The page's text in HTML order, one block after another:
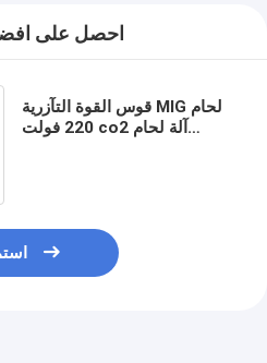
احصل على
قوس القوة التآزرية MIG لحام
220 فولت co2 آلة لحام